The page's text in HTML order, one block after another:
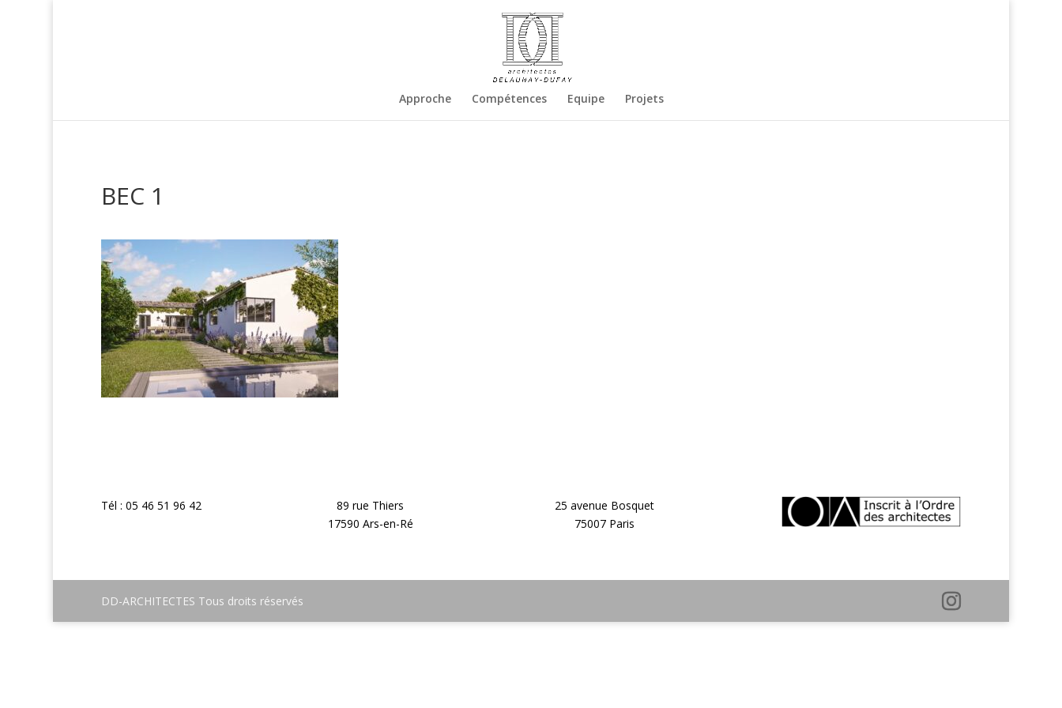
Approche Compétences Equipe Projets
BEC 1
Tél : 05 46 51 96 42
89 rue Thiers
17590 Ars-en-Ré
25 avenue Bosquet
75007 Paris
DD-ARCHITECTES Tous droits réservés